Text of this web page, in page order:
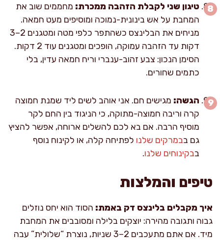
טיגון שני לקבלת הזהבה ממכרת: מחממים שוב את
המחבת על אש בינונית-נמוכה ומוסיפים מעט חמאה.
מניחים את הבלינצס כשהתפר כלפי מטה ומטגנים 2–3
דקות עד הזהבה עמוקה, הופכים ומטגנים עוד 2 דקות.
הסימן הנכון: צבע זהוב-ענברי וריח חמאה עדין, בלי
כתמים שחורים.
הגשה: מגישים חם. אני אוהב לשים ליד שמנת חמוצה
קרה וריבה חמוצה-מתוקה, כי הניגוד בין החם לקר
מוסיף הרבה. אם בא לכם להשלים ארוחה, אפשר להציץ
גם בבמרקים שלנו לפתיחה קלה, או לקינוח נוסף
בבקינוחים שלנו.
טיפים והמלצות
איך מקבלים בלינצס דק באמת: הסוד הוא יחס נוזלים
גבוה ותגובה מהירה: יוצקים בלילה ומסובבים את המחבת
מיד. אם אתם מתעכבים 2–3 שניות, נוצרת “שלולית” עבה